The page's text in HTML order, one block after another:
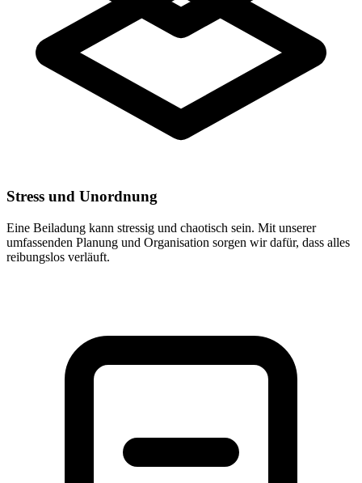
Stress und Unordnung
Eine Beiladung kann stressig und chaotisch sein. Mit unserer
umfassenden Planung und Organisation sorgen wir dafür, dass alles
reibungslos verläuft.